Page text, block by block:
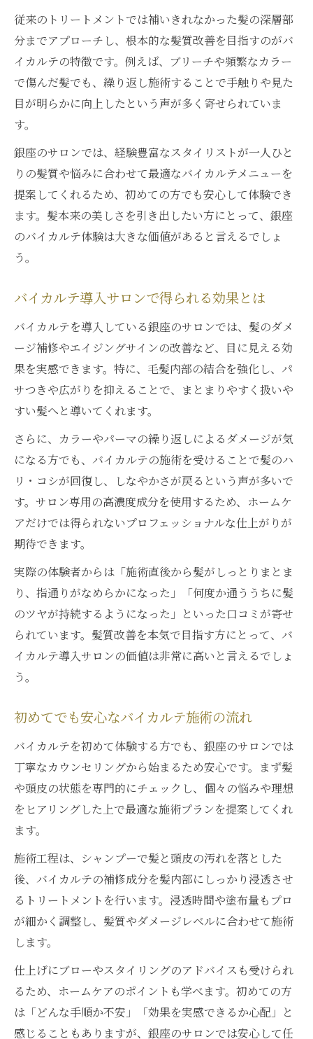
芸能人愛用のバイカルテ活用法を公開
バイカルテを愛用する著名人のケア習慣
芸能人が実践するバイカルテの使い分け術
バイカルテを取り入れた美髪ルーティン紹
サロンとホームケアで魅せる髪の秘訣共有
バイカルテで憧れの芸能人ヘアを再現する
サロン体験で実感する新しい美髪革命
バイカルテ導入サロンで感じる特別な変化
サロン体験で分かるバイカルテの効果実感
銀座サロンならではのバイカルテ体験談
ホームケアに適したバイカルテの正しい使い方
バイカルテを使った毎日のホームケア手順
バイカルテの適切な使用頻度とポイント
ホームケアで叶えるバイカルテ効果の持続
ホームケアで実感できるバイカルテの違い
従来のトリートメントでは補いきれなかった髪の深層部
分までアプローチし、根本的な髪質改善を目指すのがバ
イカルテの特徴です。例えば、ブリーチや頻繁なカラー
で傷んだ髪でも、繰り返し施術することで手触りや見た
目が明らかに向上したという声が多く寄せられていま
す。
銀座のサロンでは、経験豊富なスタイリストが一人ひと
りの髪質や悩みに合わせて最適なバイカルテメニューを
提案してくれるため、初めての方でも安心して体験でき
ます。髪本来の美しさを引き出したい方にとって、銀座
のバイカルテ体験は大きな価値があると言えるでしょ
う。
バイカルテ導入サロンで得られる効果とは
バイカルテを導入している銀座のサロンでは、髪のダメ
ージ補修やエイジングサインの改善など、目に見える効
果を実感できます。特に、毛髪内部の結合を強化し、パ
サつきや広がりを抑えることで、まとまりやすく扱いや
すい髪へと導いてくれます。
さらに、カラーやパーマの繰り返しによるダメージが気
になる方でも、バイカルテの施術を受けることで髪のハ
リ・コシが回復し、しなやかさが戻るという声が多いで
す。サロン専用の高濃度成分を使用するため、ホームケ
アだけでは得られないプロフェッショナルな仕上がりが
期待できます。
実際の体験者からは「施術直後から髪がしっとりまとま
り、指通りがなめらかになった」「何度か通ううちに髪
のツヤが持続するようになった」といった口コミが寄せ
られています。髪質改善を本気で目指す方にとって、バ
イカルテ導入サロンの価値は非常に高いと言えるでしょ
う。
初めてでも安心なバイカルテ施術の流れ
バイカルテを初めて体験する方でも、銀座のサロンでは
丁寧なカウンセリングから始まるため安心です。まず髪
や頭皮の状態を専門的にチェックし、個々の悩みや理想
をヒアリングした上で最適な施術プランを提案してくれ
ます。
施術工程は、シャンプーで髪と頭皮の汚れを落とした
後、バイカルテの補修成分を髪内部にしっかり浸透させ
るトリートメントを行います。浸透時間や塗布量もプロ
が細かく調整し、髪質やダメージレベルに合わせて施術
します。
仕上げにブローやスタイリングのアドバイスも受けられ
るため、ホームケアのポイントも学べます。初めての方
は「どんな手順か不安」「効果を実感できるか心配」と
感じることもありますが、銀座のサロンでは安心して任